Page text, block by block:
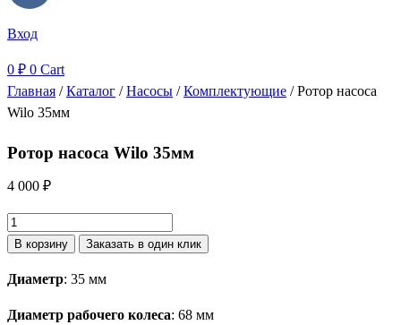
Вход
0 ₽ 0 Cart
Главная /Каталог /Насосы /Комплектующие / Ротор насоса
Wilo 35мм
Ротор насоса Wilo 35мм
4 000 ₽
Количество
товара
насоса
Wilo
В корзину Заказать в один клик
Диаметр: 35 мм
Диаметр рабочего колеса: 68 мм